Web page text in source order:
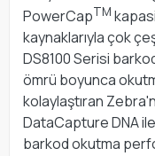
PowerCapTM
kaynaklarıyla çok
DS8100 Serisi
ömrü boyunca
kolaylaştıran
DataCapture DNA
barkod okutma